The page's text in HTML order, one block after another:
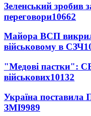
Зеленський зробив
переговори10662
Майора ВСП
військовому в СЗЧ
"Медові пастки":
військових10132
Україна поставила
ЗМІ9989